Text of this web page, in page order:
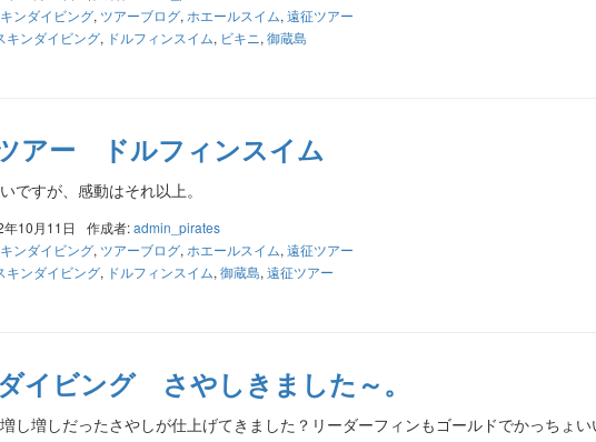
ンダイビング, ツアーブログ, ホエールスイム, 遠征ツアー
キンダイビング, ドルフィンスイム, ビキニ, 御蔵島
アー ドルフィンスイム
ですが、感動はそれ以上。
10月11日 作成者:admin_pirates
ンダイビング, ツアーブログ, ホエールスイム, 遠征ツアー
キンダイビング, ドルフィンスイム, 御蔵島, 遠征ツアー
イビング さやしきました～。
し増しだったさやしが仕上げてきました？リーダーフィンもゴールドでかっちょい